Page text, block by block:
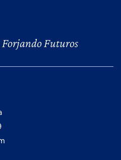
Forjando Futuros